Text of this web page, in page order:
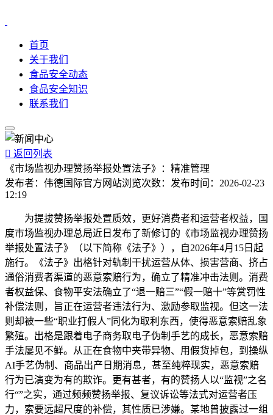
首页
关于我们
食品安全动态
食品安全知识
联系我们
 返回列表
《市场监视办理赞扬举报处置法子》：精准管理
发布者： 伟德国际官方网站浏览次数： 发布时间： 2026-02-23
12:19
为提拔赞扬举报处置质效，更好消费者和运营者权益，国
度市场监视办理总局近日发布了新修订的《市场监视办理赞扬
举报处置法子》（以下简称《法子》），自2026年4月15日起
施行。《法子》出格针对轨制干扰运营从体、损害营商、挤占
通俗消费者渠道的恶意索赔行为，确立了精准冲击法则。消费
者权益保、食物平安法确立了“退一赔三”“假一赔十”等赏罚性
补偿法则，旨正在运营者违法行为、激励参取监视。但这一法
则却被一些“职业打假人”同化为取利东西，使得恶意索赔乱象
繁殖。出格是跟着电子商务取电子伪制手艺的成长，恶意索赔
手法屡见不鲜。从正在食物中夹带异物、用假货掉包，到操纵
AI手艺伪制、商品出产日期消息，甚至纯粹现实，恶意索赔
行为已演变为有的欺诈。更有甚者，有的赞扬人以“监视”之名
行“”之实，通过频频赞扬举报、复议诉讼等法式对运营者压
力，索要远超尺度的补偿，其性质已涉嫌。某地曾披露过一组